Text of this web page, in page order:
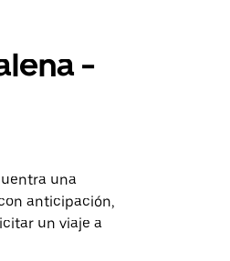
-
una
anticipación,
un viaje a